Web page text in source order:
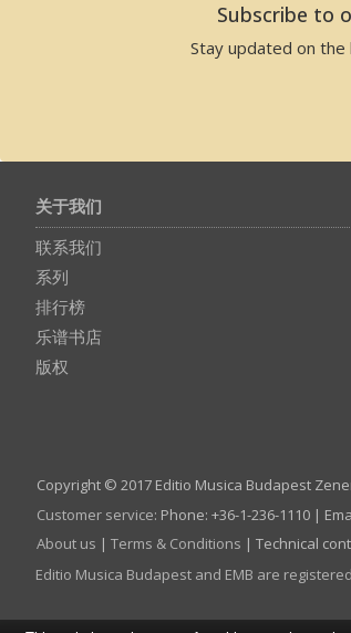
Subscribe to
Stay updated on
关于我们
联系我们
系列
排行榜
乐谱书店
版权
Copyright © 2017 Editio Musica Budapest
Customer service: Phone: +36-1-236-1110 |
About us | Terms & Conditions | Technical
Editio Musica Budapest and EMB are